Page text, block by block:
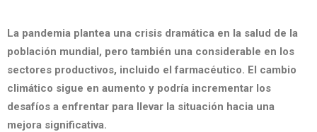
La pandemia plantea una crisis dramática en la salud de la
población mundial, pero también una considerable en los
sectores productivos, incluido el farmacéutico. El cambio
climático sigue en aumento y podría incrementar los
desafíos a enfrentar para llevar la situación hacia una
mejora significativa.